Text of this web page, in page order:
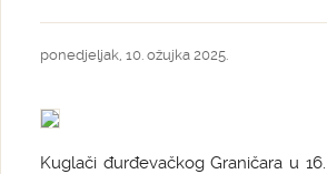
ponedjeljak, 10. ožujka 2025.
Kuglači đurđevačkog Graničara u